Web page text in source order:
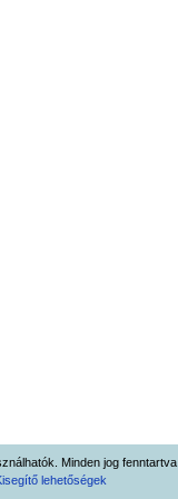
Minden jog fenntartva.
lehetőségek